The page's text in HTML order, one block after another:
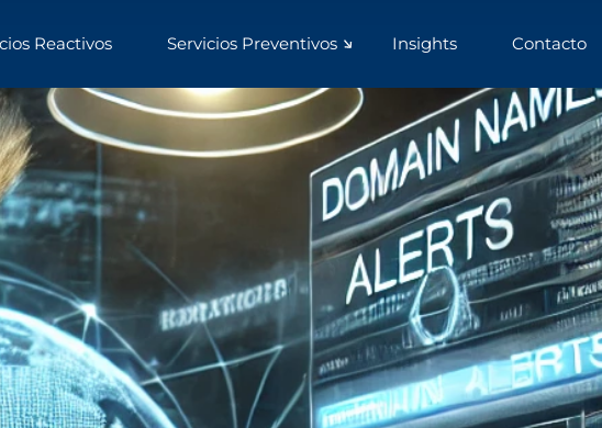
Reactivos Servicios Preventivos Insights Contacto